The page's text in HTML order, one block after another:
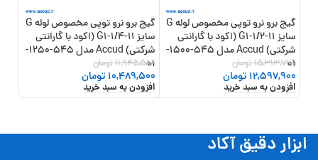
گیج برو نرو توپی مخصوص لوله G
سایز G1-1/2-11 (اکود با گارانتی
شرکتی) Accud مدل 545-1500-
01
15,313,725تومان
12,597,900 تومان
افزودن به سبد خرید
گیج برو نرو توپی مخصوص لوله G
سایز G1-1/4-11 (اکود با گارانتی
شرکتی) Accud مدل 545-1250-
01
11,945,588تومان
10,489,500 تومان
افزودن به سبد خرید
ابزار دقیق آکاد